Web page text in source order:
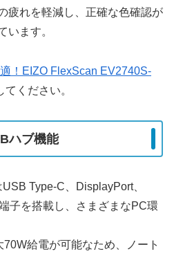
疲れを軽減し、正確な色確認が
います。
！EIZO FlexScan EV2740S-
てください。
ハブ機能
Type-C、DisplayPort、
子を搭載し、さまざまなPC環
給電が可能なため、ノート